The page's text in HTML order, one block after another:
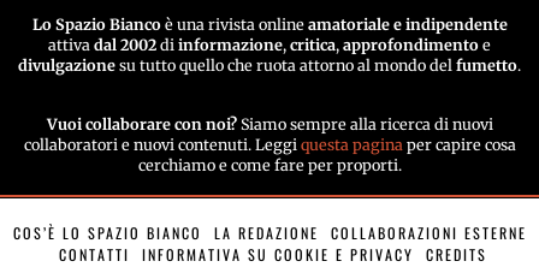
Lo Spazio Biancoè una rivista online amatoriale e indipendente
attiva dal 2002 di informazione, critica, approfondimento e
divulgazione su tutto quello che ruota attorno al mondo del fumetto.
Vuoi collaborare con noi? Siamo sempre alla ricerca di nuovi
collaboratori e nuovi contenuti. Leggi questa pagina per capire cosa
cerchiamo e come fare per proporti.
COS’È LO SPAZIO BIANCO LA REDAZIONE
COLLABORAZIONI ESTERNE
CONTATTI
INFORMATIVA SU COOKIE E PRIVACY CREDITS